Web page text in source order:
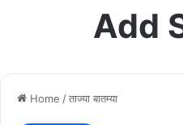
Add
Home /ताज्या बातम्या